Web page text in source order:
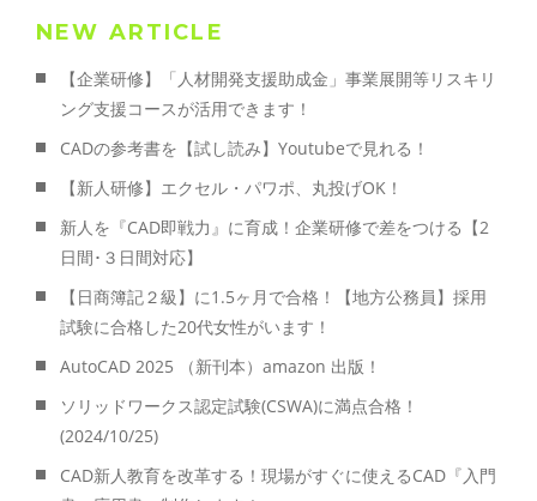
NEW ARTICLE
【企業研修】「人材開発支援助成金」事業展開等リスキリ
ング支援コースが活用できます！
CADの参考書を【試し読み】Youtubeで見れる！
【新人研修】エクセル・パワポ、丸投げOK！
新人を『CAD即戦力』に育成！企業研修で差をつける【2
日間･３日間対応】
【日商簿記２級】に1.5ヶ月で合格！【地方公務員】採用
試験に合格した20代女性がいます！
AutoCAD 2025 （新刊本）amazon 出版！
ソリッドワークス認定試験(CSWA)に満点合格！
(2024/10/25)
CAD新人教育を改革する！現場がすぐに使えるCAD『入門